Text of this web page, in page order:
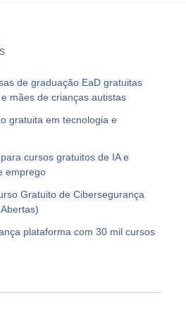
de graduação EaD gratuitas
mães de crianças autistas
gratuita em tecnologia e
cursos gratuitos de IA e
emprego
Gratuito de Cibersegurança
plataforma com 30 mil cursos